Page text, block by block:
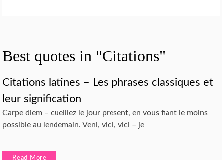
Best quotes in "Citations"
Citations latines – Les phrases classiques et
leur signification
Carpe diem – cueillez le jour present, en vous fiant le moins
possible au lendemain. Veni, vidi, vici – je
Read More